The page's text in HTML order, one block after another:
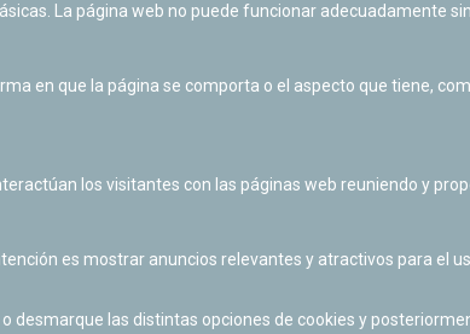
La página web no puede funcionar adecuadamente
en que la página se comporta o el aspecto que tiene,
los visitantes con las páginas web reuniendo y
es mostrar anuncios relevantes y atractivos para el
desmarque las distintas opciones de cookies y